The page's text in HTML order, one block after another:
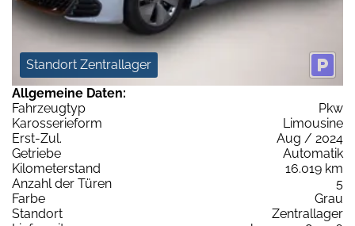
Standort Zentrallager
Allgemeine Daten:
Fahrzeugtyp
Pkw
Karosserieform
Limousine
Erst-Zul.
Aug / 2024
Getriebe
Automatik
Kilometerstand
16.019 km
Anzahl der Türen
5
Farbe
Grau
Standort
Zentrallager